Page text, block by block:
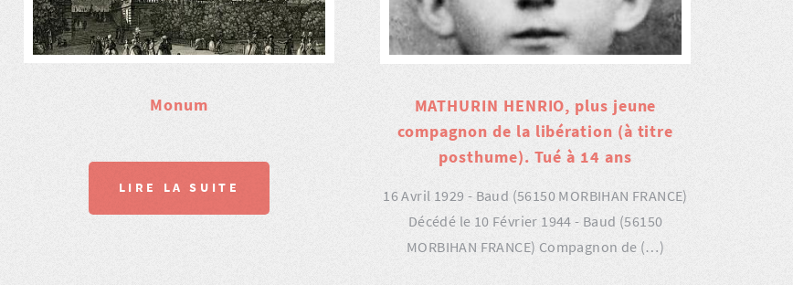
Monum
LIRE LA SUITE
MATHURIN HENRIO, plus jeune
compagnon de la libération (à titre
posthume). Tué à 14 ans
16 Avril 1929 - Baud (56150 MORBIHAN FRANCE)
Décédé le 10 Février 1944 - Baud (56150
MORBIHAN FRANCE) Compagnon de (…)